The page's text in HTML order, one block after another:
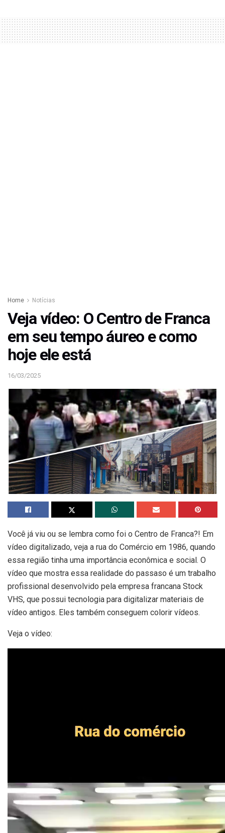
Home Notícias
Veja vídeo: O Centro de Franca
em seu tempo áureo e como
hoje ele está
16/03/2025
Você já viu ou se lembra como foi o Centro de Franca?! Em
vídeo digitalizado, veja a rua do Comércio em 1986, quando
essa região tinha uma importância econômica e social. O
vídeo que mostra essa realidade do passaso é um trabalho
profissional desenvolvido pela empresa francana Stock
VHS, que possui tecnologia para digitalizar materiais de
vídeo antigos. Eles também conseguem colorir vídeos.
Veja o vídeo: